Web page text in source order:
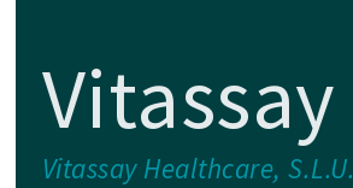
Vitassay
Vitassay Healthcare, S.L.U.